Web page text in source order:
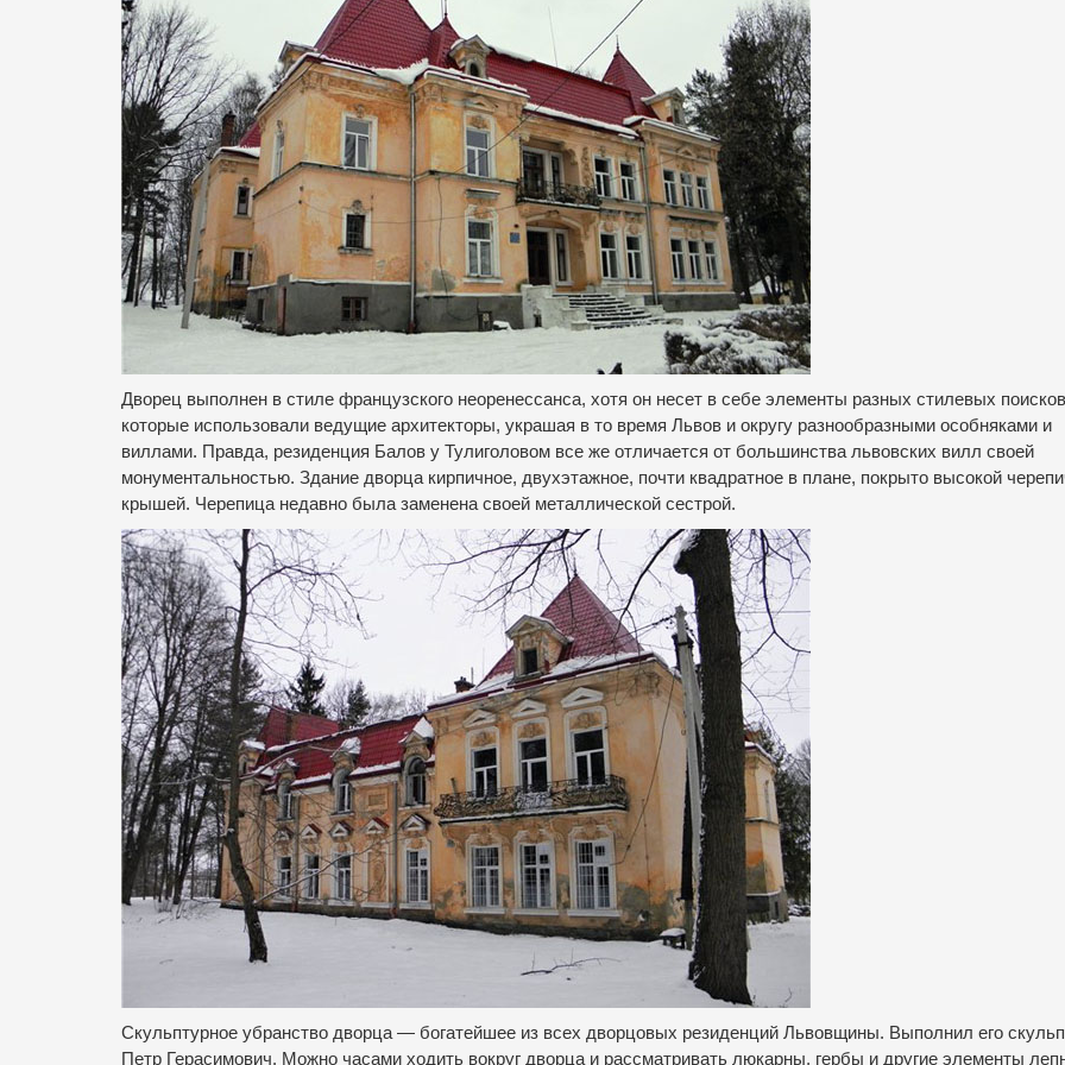
Дворец выполнен в стиле французского неоренессанса, хотя он несет в себе элементы разных стилевых
которые использовали ведущие архитекторы, украшая в то время Львов и округу разнообразными особняками и
виллами. Правда, резиденция Балов у Тулиголовом все же отличается от большинства львовских вилл своей
монументальностью. Здание дворца кирпичное, двухэтажное, почти квадратное в плане, покрыто высокой
крышей. Черепица недавно была заменена своей металлической сестрой.
Скульптурное убранство дворца — богатейшее из всех дворцовых резиденций Львовщины. Выполнил его
Петр Герасимович. Можно часами ходить вокруг дворца и рассматривать люкарны, гербы и другие элементы